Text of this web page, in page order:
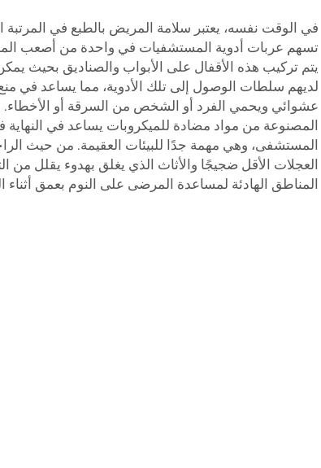
في الوقت نفسه، يعتبر سلامة المريض بالطبع في المرتبة
تسهم عربات أدوية المستشفيات في واحدة من أصعب
يتم تركيب هذه الأقفال على الأبواب والصناديق بحيث
لديهم سلطات الوصول إلى تلك الأدوية، مما يساعد في
عشوائي ويحمي الفرد أو الشخص من السرقة أو الأخطاء.
المصنوعة من مواد مضادة للميكروبات يساعد في
المستشفى، وهي مهمة جدًا للبيئات العقيمة. من حيث
العجلات الأقل ضجيجًا والأثاث الذي يغلق بهدوء يقلل من
المناطق الهادئة لمساعدة المرضى على النوم بعمق أثناء